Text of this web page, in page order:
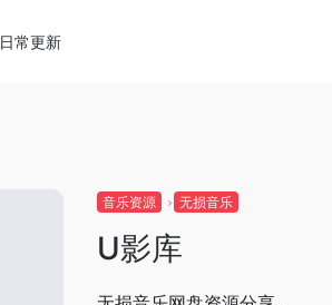
日常更新
音乐资源 无损音乐
U影库